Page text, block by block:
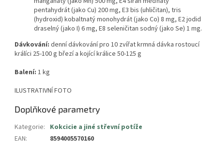
pentahydrát (jako Cu) 200 mg, E3 bis (uhličitan), tris
(hydroxid) kobaltnatý monohydrát (jako Co) 8 mg, E2 jodid
draselný (jako I) 6 mg, E8 seleničitan sodný (jako Se) 1 mg.
Dávkování: denní dávkování pro 10 zvířat krmná dávka rostoucí
králíci 25-100 g březí a kojící králice 50-125 g
Balení: 1 kg
ILUSTRATIVNÍ FOTO
Doplňkové parametry
Kategorie: Kokcicie a jiné střevní potíže
EAN: 8594005570160